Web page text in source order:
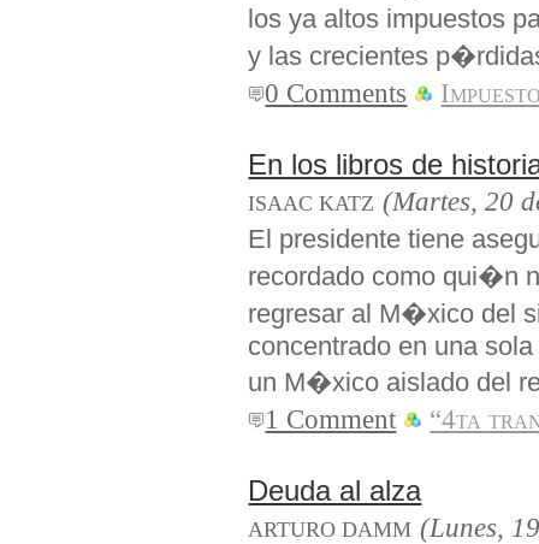
los ya altos impuestos
y las crecientes
0 Comments
En los libros de
ISAAC KATZ (Martes, 20
El presidente tiene
recordado como qui�n
regresar al M�xico del
concentrado en una
un M�xico aislado del
1 Comment “4ta
Deuda al alza
ARTURO DAMM (Lunes,